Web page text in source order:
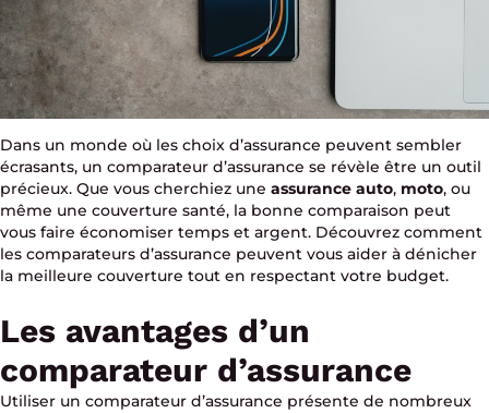
Dans un monde où les choix d’assurance peuvent sembler
écrasants, un comparateur d’assurance se révèle être un outil
précieux. Que vous cherchiez une assurance auto, moto, ou
même une couverture santé, la bonne comparaison peut
vous faire économiser temps et argent. Découvrez comment
les comparateurs d’assurance peuvent vous aider à dénicher
la meilleure couverture tout en respectant votre budget.
Les avantages d’un
comparateur d’assurance
Utiliser un comparateur d’assurance présente de nombreux